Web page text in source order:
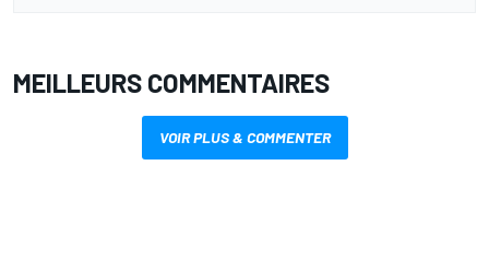
MEILLEURS COMMENTAIRES
VOIR PLUS & COMMENTER